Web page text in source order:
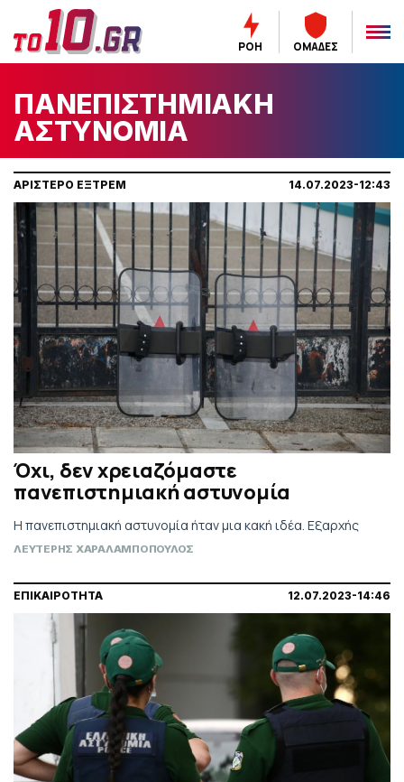
ΡΟΗ ΟΜΑΔΕΣ
ΠΑΝΕΠΙΣΤΗΜΙΑΚΗ
ΑΣΤΥΝΟΜΙΑ
ΑΡΙΣΤΕΡΟ ΕΞΤΡΕΜ 14.07.2023-12:43
Όχι, δεν χρειαζόμαστε
πανεπιστημιακή αστυνομία
Η πανεπιστημιακή αστυνομία ήταν μια κακή ιδέα. Εξαρχής
ΛΕΥΤΕΡΗΣ ΧΑΡΑΛΑΜΠΟΠΟΥΛΟΣ
ΕΠΙΚΑΙΡΟΤΗΤΑ 12.07.2023-14:46